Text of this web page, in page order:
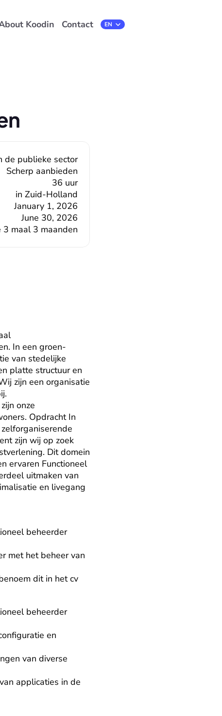
Koodin Contact Select Language
EN
January 1, 2026
June 30, 2026
3 maal 3 maanden
de publieke sector
Scherp aanbieden
36 uur
in Zuid-Holland
In een groen-
van stedelijke
platte structuur en
zijn een organisatie
onze
Opdracht In
zijn wij op zoek
Dit domein
ervaren Functioneel
uitmaken van
en livegang
beheerder
met het beheer van
dit in het cv
beheerder
en
van diverse
applicaties in de